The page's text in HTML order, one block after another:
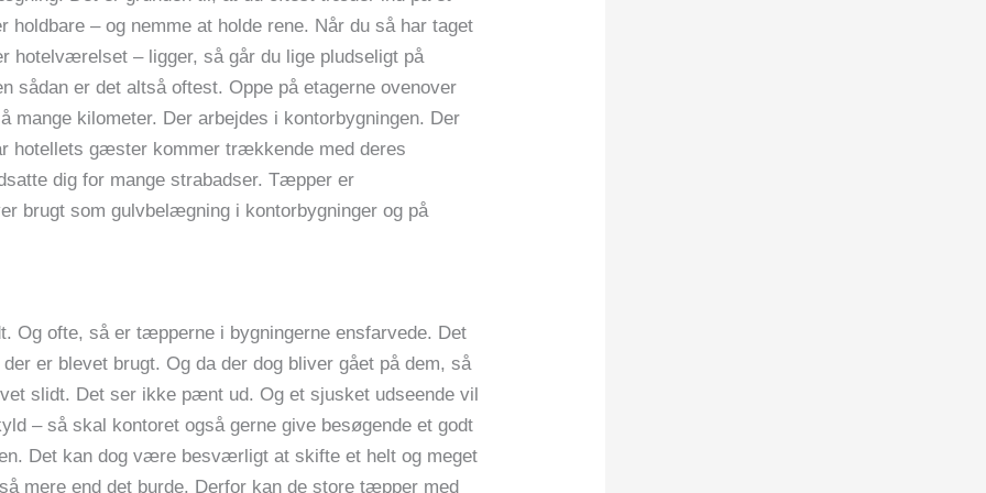
– og nemme at holde rene. Når du så har taget
hotelværelset – ligger, så går du lige pludseligt på
sådan er det altså oftest. Oppe på etagerne ovenover
mange kilometer. Der arbejdes i kontorbygningen. Der
hotellets gæster kommer trækkende med deres
dig for mange strabadser. Tæpper er
brugt som gulvbelægning i kontorbygninger og på
Og ofte, så er tæpperne i bygningerne ensfarvede. Det
er blevet brugt. Og da der dog bliver gået på dem, så
slidt. Det ser ikke pænt ud. Og et sjusket udseende vil
– så skal kontoret også gerne give besøgende et godt
Det kan dog være besværligt at skifte et helt og meget
mere end det burde. Derfor kan de store tæpper med